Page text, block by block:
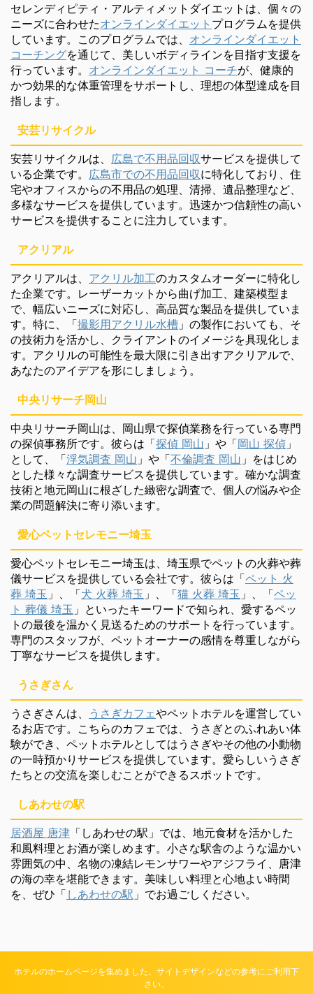
セレンディピティ・アルティメットダイエットは、個々の
ニーズに合わせたオンラインダイエット プログラムを提供
しています。このプログラムでは、 オンラインダイエット
コーチングを通じて、美しいボディラインを目指す支援を
行っています。 オンラインダイエット コーチが、健康的
かつ効果的な体重管理をサポートし、理想の体型達成を目
指します。
安芸リサイクル
安芸リサイクルは、 広島で不用品回収サービスを提供して
いる企業です。 広島市での不用品回収に特化しており、住
宅やオフィスからの不用品の処理、清掃、遺品整理など、
多様なサービスを提供しています。迅速かつ信頼性の高い
サービスを提供することに注力しています。
アクリアル
アクリアルは、 アクリル加工のカスタムオーダーに特化し
た企業です。レーザーカットから曲げ加工、建築模型ま
で、幅広いニーズに対応し、高品質な製品を提供していま
す。特に、「撮影用アクリル水槽 」の製作においても、そ
の技術力を活かし、クライアントのイメージを具現化しま
す。アクリルの可能性を最大限に引き出すアクリアルで、
あなたのアイデアを形にしましょう。
中央リサーチ岡山
中央リサーチ岡山は、岡山県で探偵業務を行っている専門
の探偵事務所です。彼らは「探偵 岡山 」や「岡山 探偵 」
として、「浮気調査 岡山 」や「不倫調査 岡山 」をはじめ
とした様々な調査サービスを提供しています。確かな調査
技術と地元岡山に根ざした緻密な調査で、個人の悩みや企
業の問題解決に寄り添います。
愛心ペットセレモニー埼玉
愛心ペットセレモニー埼玉は、埼玉県でペットの火葬や葬
儀サービスを提供している会社です。彼らは「ペット 火
葬 埼玉 」、「犬 火葬 埼玉 」、「猫 火葬 埼玉 」、「ペッ
ト 葬儀 埼玉 」といったキーワードで知られ、愛するペッ
トの最後を温かく見送るためのサポートを行っています。
専門のスタッフが、ペットオーナーの感情を尊重しながら
丁寧なサービスを提供します。
うさぎさん
うさぎさんは、 うさぎカフェやペットホテルを運営してい
るお店です。こちらのカフェでは、うさぎとのふれあい体
験ができ、ペットホテルとしてはうさぎやその他の小動物
の一時預かりサービスを提供しています。愛らしいうさぎ
たちとの交流を楽しむことができるスポットです。
しあわせの駅
居酒屋 唐津 「しあわせの駅」では、地元食材を活かした
和風料理とお酒が楽しめます。小さな駅舎のような温かい
雰囲気の中、名物の凍結レモンサワーやアジフライ、唐津
の海の幸を堪能できます。美味しい料理と心地よい時間
を、ぜひ「 しあわせの駅 」でお過ごしください。
ホテルのホームページを集めました。サイトデザインなどの参考にご利用下
さい。